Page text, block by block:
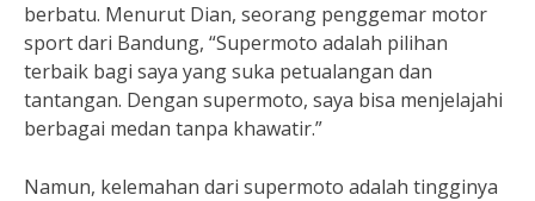
berbatu. Menurut Dian, seorang penggemar motor
sport dari Bandung, “Supermoto adalah pilihan
terbaik bagi saya yang suka petualangan dan
tantangan. Dengan supermoto, saya bisa menjelajahi
berbagai medan tanpa khawatir.”
Namun, kelemahan dari supermoto adalah tingginya